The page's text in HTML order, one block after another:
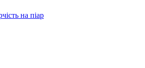
на піар